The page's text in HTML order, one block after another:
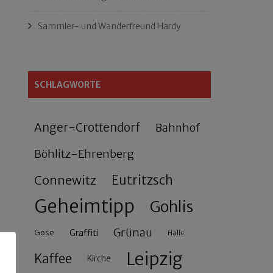
Sammler- und Wanderfreund Hardy
SCHLAGWORTE
Anger-Crottendorf Bahnhof
Böhlitz-Ehrenberg
Connewitz Eutritzsch
Geheimtipp Gohlis
Gose Graffiti Grünau Halle
Kaffee Kirche Leipzig